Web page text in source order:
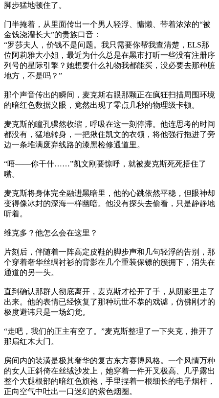
脚步猛地顿住了。
门半掩着，从里面传出一个男人轻浮、慵懒、带着浓浓的“被
金钱浇灌长大”的贵族口音：
“罗莎夫人，价钱不是问题。我只需要你帮我查清楚，ELS那
位阿莉雅大小姐，最近为什么总是在黑市打听一些没有注册序
列号的星际引擎？她想要什么礼物我都能买，没必要去那种脏
地方，不是吗？”
那个声音传出的瞬间，麦克斯右眼那颗正在疯狂扫描周围环境
的暗红色数据义眼，竟然出现了零点几秒的物理级卡顿。
麦克斯的瞳孔骤然收缩，呼吸在这一刻停滞。他连思考的时间
都没有，猛地转身，一把揪住凯文的衣领，将他强行拖进了旁
边一条堆满废弃线路的漆黑检修通道里。
“唔——你干什……”凯文刚要惊呼，就被麦克斯死死捂住了
嘴。
麦克斯将身体完全融进黑暗里，他的心跳依然平稳，但眼神却
变得像冰封的深海一样幽暗。他没有探头去偷看，只是静静地
听着。
维克多？他怎么会在这里？
片刻后，伴随着一阵高定皮鞋的脚步声和几句轻浮的告别，那
个穿着奢华丝绸衬衫的背影在几个重装保镖的簇拥下，消失在
通道的另一头。
直到确认那群人彻底离开，麦克斯才松开了手，从阴影里走了
出来。他的表情已经恢复了那种玩世不恭的戏谑，仿佛刚才的
极度避讳只是一场幻觉。
“走吧，我们的正主有空了。”麦克斯整理了一下夹克，推开了
那扇红木大门。
房间内的装潢是极其奢华的复古东方赛博风格。一个风情万种
的女人正斜倚在丝绒沙发上，她穿着一件开叉极高、几乎露出
整个大腿根部的暗红色旗袍，手里捏着一根细长的电子烟杆，
正向空气中吐出一口迷幻的紫色烟圈。